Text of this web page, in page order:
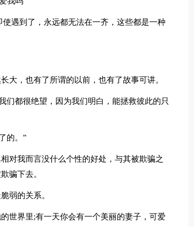
遇到了，永远都无法在一齐，这些都是一种
，也有了所谓的以前，也有了故事可讲。
都很绝望，因为我们明白，能拯救彼此的只
的。”
我而言没什么个性的好处，与其被欺骗之
骗下去。
弱的关系。
界里;有一天你会有一个美丽的妻子，可爱